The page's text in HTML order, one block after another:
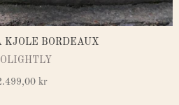
KJOLE BORDEAUX
kr